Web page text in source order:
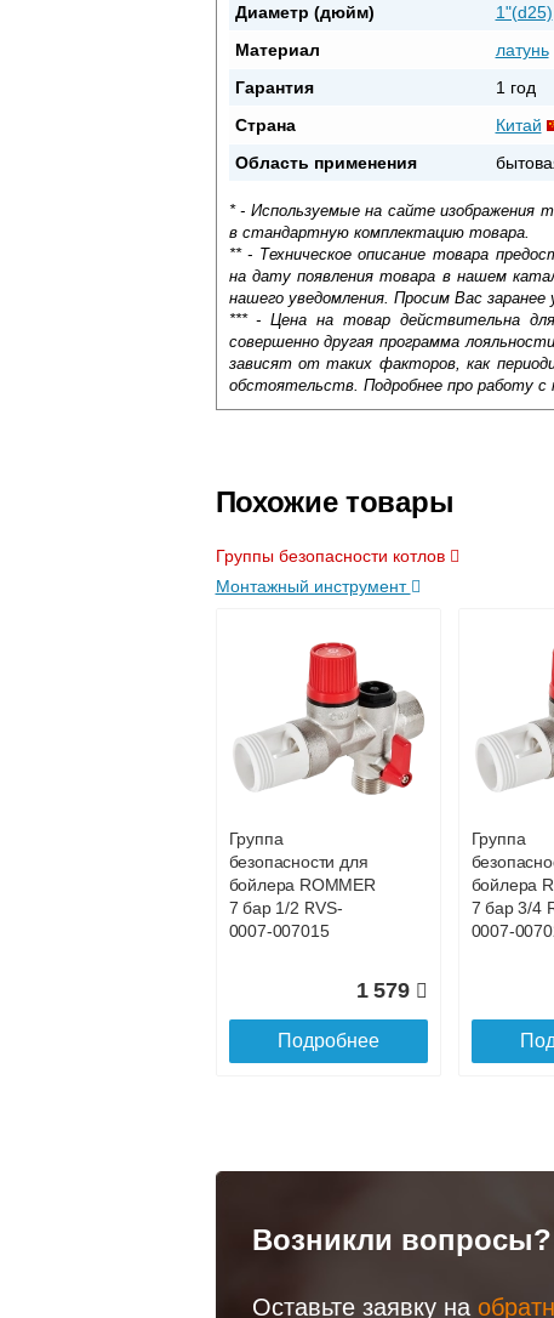
Диаметр (дюйм)
1"(d25)
Материал
латунь
Гарантия
1 год
Страна
Китай
Область применения
* - Используемые на сайте изображения
в стандартную комплектацию товара.
** - Техническое описание товара
на дату появления товара в нашем
нашего уведомления. Просим Вас
*** - Цена на товар действительна
совершенно другая программа
зависят от таких факторов, как
обстоятельств. Подробнее про работу
Доставка сантехники по Москве и
Подъем на этаж.
услуга платная
возможность
Возможные способы оплаты:
Банковской картой на сайте в
Банковской картой при получении
Интернет-деньгами (Yandex-
Похожие товары
Группы безопасности котлов
Монтажный инструмент
Группа
безопасности для
бойлера ROMMER
7 бар 1/2 RVS-
0007-007015
1 579
Подробнее
Группа
бойлера
7 бар 3/4
0007-
Возникли вопросы?
Оставьте заявку на